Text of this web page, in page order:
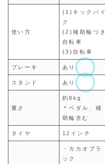
使い方
(1)キックバイ
ク
(2)補助輪つき
自転車
(3)自転車
ブレーキ あり
スタンド あり
重さ
約8kg
＊ペダル、補
助輪含む
タイヤ 12インチ
・カカオブラ
ック